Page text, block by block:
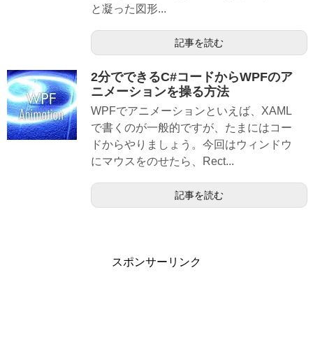
と凝った図形...
記事を読む
2分でできるC#コードからWPFのア
ニメーションを操る方法
WPFでアニメーションといえば、XAML
で書くのが一般的ですが、たまにはコー
ドからやりましょう。今回はウィンドウ
にマウスをのせたら、Rect...
記事を読む
スポンサーリンク